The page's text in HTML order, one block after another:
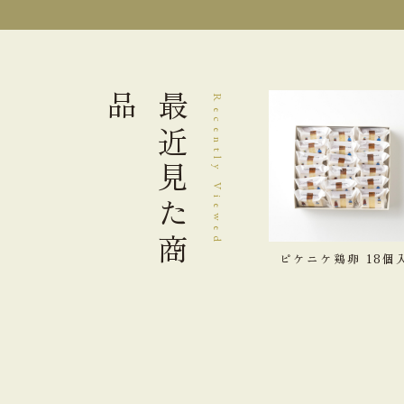
Recently Viewed
最近見た
商
品
ピケニケ鶏卵 18個